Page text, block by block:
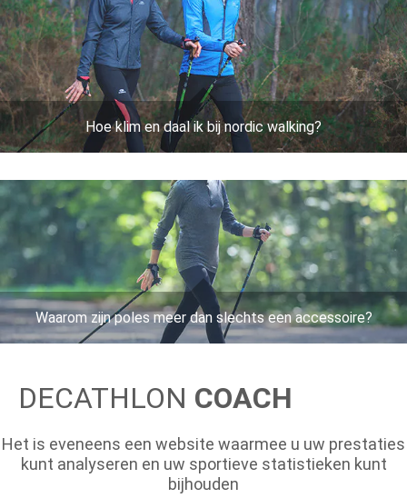
Hoe klim en daal ik bij nordic walking?
Waarom zijn poles meer dan slechts een accessoire?
DECATHLON COACH
Het is eveneens een website waarmee u uw prestaties
kunt analyseren en uw sportieve statistieken kunt
bijhouden